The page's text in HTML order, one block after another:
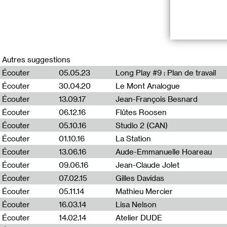
Plan de travail
Le vignoble
laisse le fleuve
cavités
venus chez lui.
carcasses de
cous rouges,
raison, se
nom qu’on
Une émission
Avec Maxime
Benoît-Marie
Autres suggestions
Écouter
05.05.23 Long Play #9 : Plan de travail
Écouter
30.04.20 Le Mont Analogue
Écouter
13.09.17 Jean-François Besnard
Écouter
06.12.16 Flûtes Roosen
Écouter
05.10.16 Studio 2 (CAN)
Écouter
01.10.16 La Station
Écouter
13.06.16 Aude-Emmanuelle Hoareau
Écouter
09.06.16 Jean-Claude Jolet
Écouter
07.02.15 Gilles Davidas
Écouter
05.11.14 Mathieu Mercier
Écouter
16.03.14 Lisa Nelson
Écouter
14.02.14 Atelier DUDE